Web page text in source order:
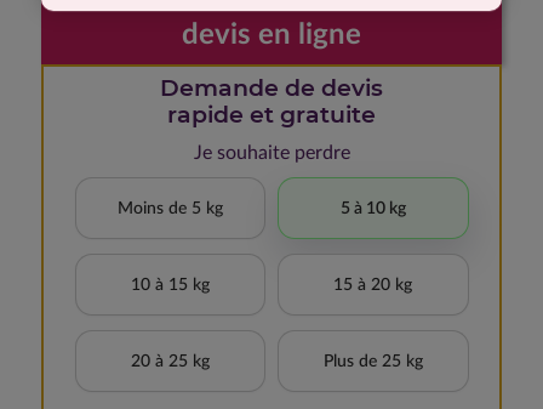
devis en ligne
Demande de devis
rapide et gratuite
Je souhaite perdre
Moins de 5 kg 5 à 10 kg
10 à 15 kg 15 à 20 kg
20 à 25 kg Plus de 25 kg